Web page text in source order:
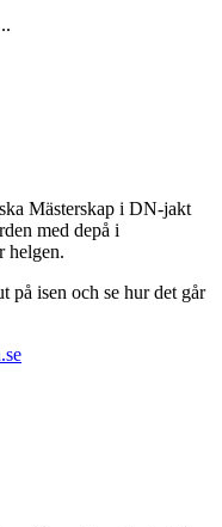
Mästerskap i DN-jakt
med depå i
helgen.
på isen och se hur det går